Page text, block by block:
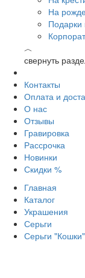
На
Подарки
︿
свернуть
Контакты
Оплата и
О нас
Отзывы
Гравировка
Рассрочка
Новинки
Скидки %
Главная
Каталог
Украшения
Серьги
Серьги "Кошки"